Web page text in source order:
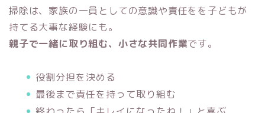
掃除は、家族の一員としての意識や責任をを子どもが
持てる大事な経験にも。
親子で一緒に取り組む、小さな共同作業です。
役割分担を決める
最後まで責任を持って取り組む